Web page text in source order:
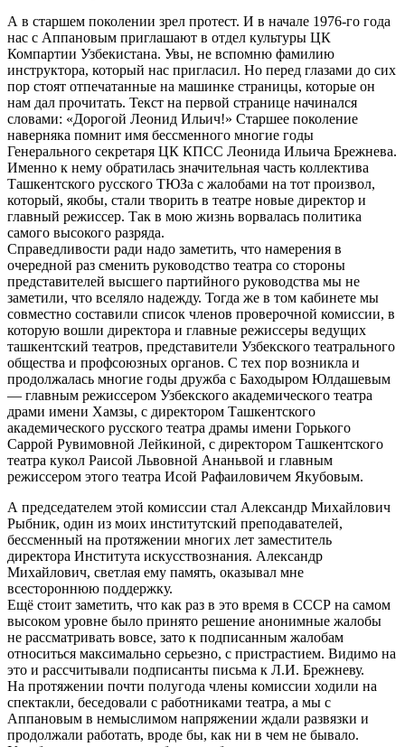
А в старшем поколении зрел протест. И в начале 1976-го года
нас с Аппановым приглашают в отдел культуры ЦК
Компартии Узбекистана. Увы, не вспомню фамилию
инструктора, который нас пригласил. Но перед глазами до сих
пор стоят отпечатанные на машинке страницы, которые он
нам дал прочитать. Текст на первой странице начинался
словами: «Дорогой Леонид Ильич!» Старшее поколение
наверняка помнит имя бессменного многие годы
Генерального секретаря ЦК КПСС Леонида Ильича Брежнева.
Именно к нему обратилась значительная часть коллектива
Ташкентского русского ТЮЗа с жалобами на тот произвол,
который, якобы, стали творить в театре новые директор и
главный режиссер. Так в мою жизнь ворвалась политика
самого высокого разряда.
Справедливости ради надо заметить, что намерения в
очередной раз сменить руководство театра со стороны
представителей высшего партийного руководства мы не
заметили, что вселяло надежду. Тогда же в том кабинете мы
совместно составили список членов проверочной комиссии, в
которую вошли директора и главные режиссеры ведущих
ташкентский театров, представители Узбекского театрального
общества и профсоюзных органов. С тех пор возникла и
продолжалась многие годы дружба с Баходыром Юлдашевым
— главным режиссером Узбекского академического театра
драми имени Хамзы, с директором Ташкентского
академического русского театра драмы имени Горького
Саррой Рувимовной Лейкиной, с директором Ташкентского
театра кукол Раисой Львовной Ананьвой и главным
режиссером этого театра Исой Рафаиловичем Якубовым.
А председателем этой комиссии стал Александр Михайлович
Рыбник, один из моих институтский преподавателей,
бессменный на протяжении многих лет заместитель
директора Института искусствознания. Александр
Михайлович, светлая ему память, оказывал мне
всестороннюю поддержку.
Ещё стоит заметить, что как раз в это время в СССР на самом
высоком уровне было принято решение анонимные жалобы
не рассматривать вовсе, зато к подписанным жалобам
относиться максимально серьезно, с пристрастием. Видимо на
это и рассчитывали подписанты письма к Л.И. Брежневу.
На протяжении почти полугода члены комиссии ходили на
спектакли, беседовали с работниками театра, а мы с
Аппановым в немыслимом напряжении ждали развязки и
продолжали работать, вроде бы, как ни в чем не бывало.